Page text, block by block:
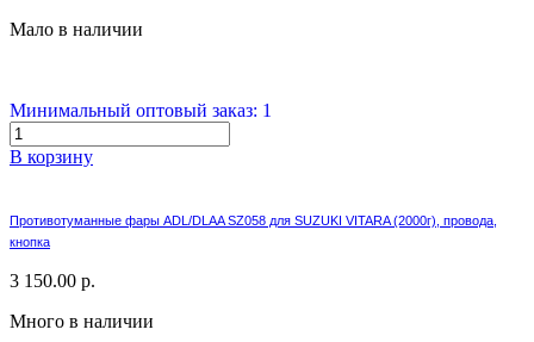
Мало в наличии
Минимальный оптовый заказ: 1
В корзину
Противотуманные фары ADL/DLAA SZ058 для SUZUKI VITARA (2000г), провода,
кнопка
3 150.00 р.
Много в наличии